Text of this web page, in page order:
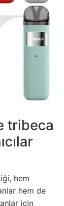
tribeca
hem
hem de
için